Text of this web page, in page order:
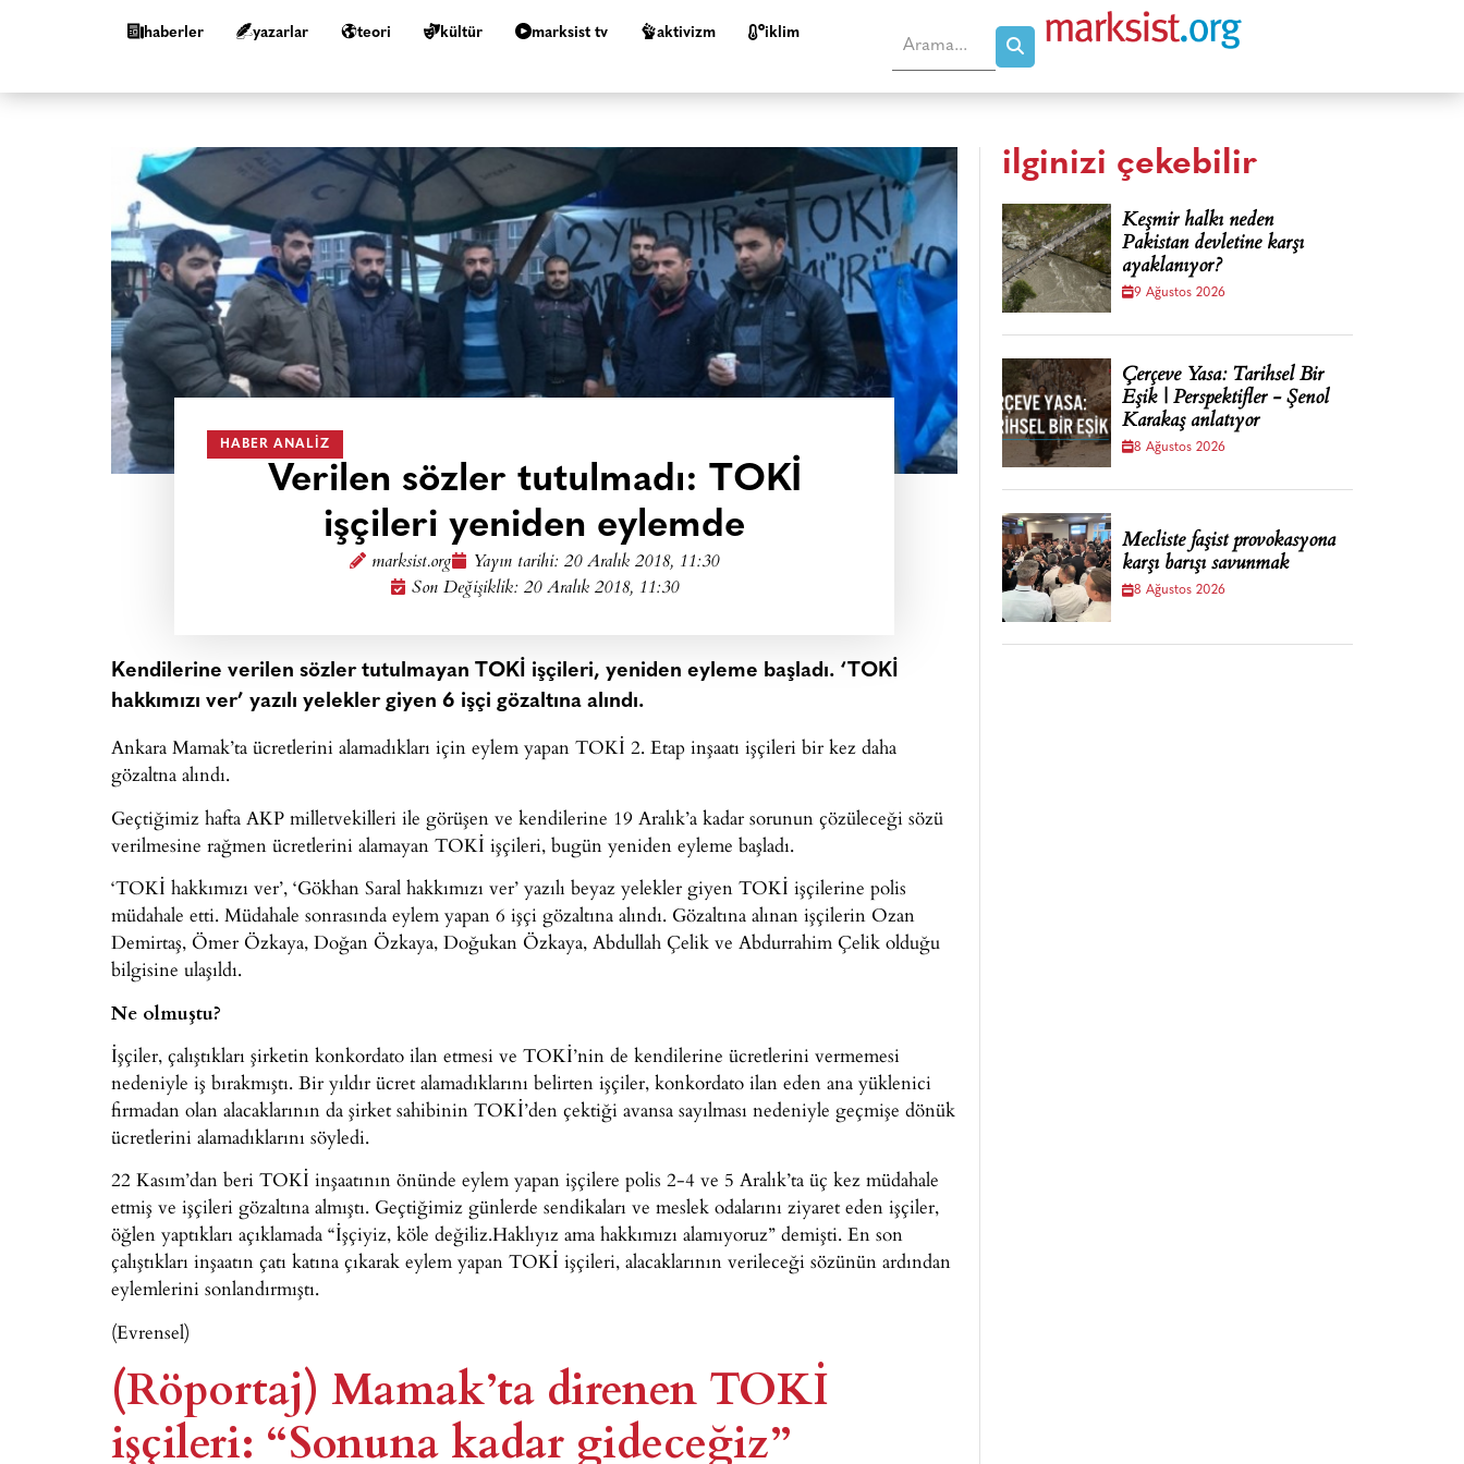
haberler yazarlar teori kültür marksist tv aktivizm i̇klim
HABER ANALIZ
Verilen sözler tutulmadı: TOKİ
işçileri yeniden eylemde
marksist.org Yayın tarihi: 20 Aralık 2018, 11:30
Son Değişiklik: 20 Aralık 2018, 11:30
Kendilerine verilen sözler tutulmayan TOKİ işçileri, yeniden eyleme başladı. ‘TOKİ
hakkımızı ver’ yazılı yelekler giyen 6 işçi gözaltına alındı.
Ankara Mamak’ta ücretlerini alamadıkları için eylem yapan TOKİ 2. Etap inşaatı işçileri bir kez daha
gözaltna alındı.
Geçtiğimiz hafta AKP milletvekilleri ile görüşen ve kendilerine 19 Aralık’a kadar sorunun çözüleceği sözü
verilmesine rağmen ücretlerini alamayan TOKİ işçileri, bugün yeniden eyleme başladı.
‘TOKİ hakkımızı ver’, ‘Gökhan Saral hakkımızı ver’ yazılı beyaz yelekler giyen TOKİ işçilerine polis
müdahale etti. Müdahale sonrasında eylem yapan 6 işçi gözaltına alındı. Gözaltına alınan işçilerin Ozan
Demirtaş, Ömer Özkaya, Doğan Özkaya, Doğukan Özkaya, Abdullah Çelik ve Abdurrahim Çelik olduğu
bilgisine ulaşıldı.
Ne olmuştu?
İşçiler, çalıştıkları şirketin konkordato ilan etmesi ve TOKİ’nin de kendilerine ücretlerini vermemesi
nedeniyle iş bırakmıştı. Bir yıldır ücret alamadıklarını belirten işçiler, konkordato ilan eden ana yüklenici
firmadan olan alacaklarının da şirket sahibinin TOKİ’den çektiği avansa sayılması nedeniyle geçmişe dönük
ücretlerini alamadıklarını söyledi.
22 Kasım’dan beri TOKİ inşaatının önünde eylem yapan işçilere polis 2-4 ve 5 Aralık’ta üç kez müdahale
etmiş ve işçileri gözaltına almıştı. Geçtiğimiz günlerde sendikaları ve meslek odalarını ziyaret eden işçiler,
öğlen yaptıkları açıklamada “İşçiyiz, köle değiliz.Haklıyız ama hakkımızı alamıyoruz” demişti. En son
çalıştıkları inşaatın çatı katına çıkarak eylem yapan TOKİ işçileri, alacaklarının verileceği sözünün ardından
eylemlerini sonlandırmıştı.
(Evrensel)
(Röportaj) Mamak’ta direnen TOKİ
işçileri: “Sonuna kadar gideceğiz”
ilginizi çekebilir
Keşmir halkı neden
Pakistan devletine karşı
ayaklanıyor?
9 Ağustos 2026
Çerçeve Yasa: Tarihsel Bir
Eşik | Perspektifler - Şenol
Karakaş anlatıyor
8 Ağustos 2026
Mecliste faşist provokasyona
karşı barışı savunmak
8 Ağustos 2026